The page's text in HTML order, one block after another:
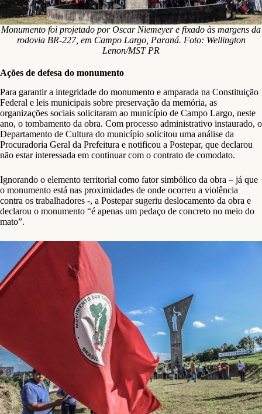
Monumento foi projetado por Oscar Niemeyer e fixado às margens da
rodovia BR-227, em Campo Largo, Paraná. Foto: Wellington
Lenon/MST PR
Ações de defesa do monumento
Para garantir a integridade do monumento e amparada na Constituição
Federal e leis municipais sobre preservação da memória, as
organizações sociais solicitaram ao município de Campo Largo, neste
ano, o tombamento da obra. Com processo administrativo instaurado, o
Departamento de Cultura do município solicitou uma análise da
Procuradoria Geral da Prefeitura e notificou a Postepar, que declarou
não estar interessada em continuar com o contrato de comodato.
Ignorando o elemento territorial como fator simbólico da obra – já que
o monumento está nas proximidades de onde ocorreu a violência
contra os trabalhadores -, a Postepar sugeriu deslocamento da obra e
declarou o monumento “é apenas um pedaço de concreto no meio do
mato”.